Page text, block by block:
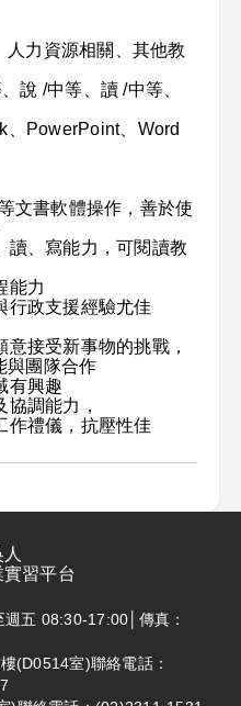
力資源相關、其他教
說 /中等、讀 /中等、
、PowerPoint、Word
文書軟體操作，善於使
讀、寫能力，可閱讀教
能力
行政支援經驗尤佳
接受新事物的挑戰，
與團隊合作
有興趣
調能力，
作禮儀，抗壓性佳
實習平台
五 08:30-17:00│傳真：
(D0514室)聯絡電話：